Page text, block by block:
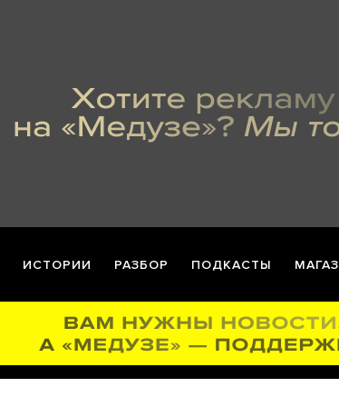
ИСТОРИИ РАЗБОР ПОДКАСТЫ МАГАЗ